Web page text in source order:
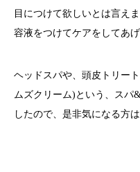
目につけて欲しいとは言え
容液をつけてケアをしてあげ
ヘッドスパや、頭皮トリー
ムズクリーム)という、スパ
したので、是非気になる方